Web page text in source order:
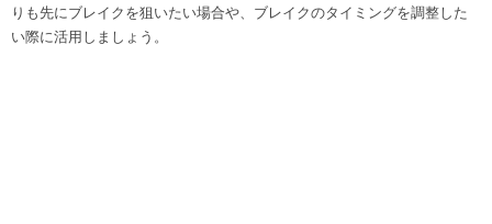
りも先にブレイクを狙いたい場合や、ブレイクのタイミングを調整した
い際に活用しましょう。